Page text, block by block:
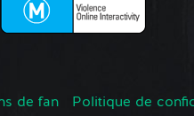
de fan
Politique de